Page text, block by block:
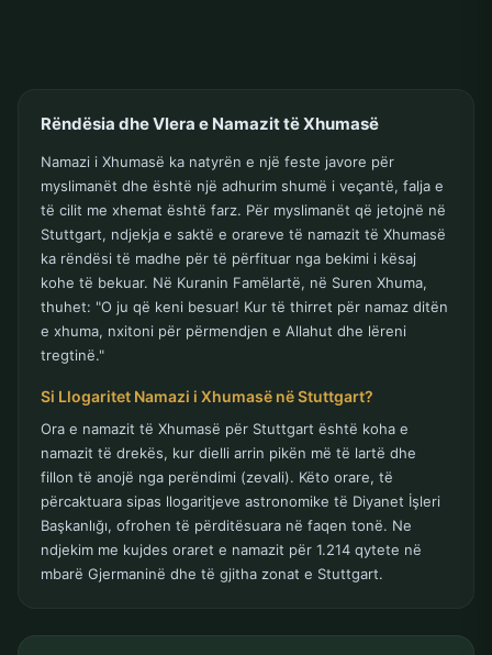
Rëndësia dhe Vlera e Namazit të Xhumasë
Namazi i Xhumasë ka natyrën e një feste javore për
myslimanët dhe është një adhurim shumë i veçantë, falja e
të cilit me xhemat është farz. Për myslimanët që jetojnë në
Stuttgart, ndjekja e saktë e orareve të namazit të Xhumasë
ka rëndësi të madhe për të përfituar nga bekimi i kësaj
kohe të bekuar. Në Kuranin Famëlartë, në Suren Xhuma,
thuhet: "O ju që keni besuar! Kur të thirret për namaz ditën
e xhuma, nxitoni për përmendjen e Allahut dhe lëreni
tregtinë."
Si Llogaritet Namazi i Xhumasë në Stuttgart?
Ora e namazit të Xhumasë për Stuttgart është koha e
namazit të drekës, kur dielli arrin pikën më të lartë dhe
fillon të anojë nga perëndimi (zevali). Këto orare, të
përcaktuara sipas llogaritjeve astronomike të Diyanet İşleri
Başkanlığı, ofrohen të përditësuara në faqen tonë. Ne
ndjekim me kujdes oraret e namazit për 1.214 qytete në
mbarë Gjermaninë dhe të gjitha zonat e Stuttgart.